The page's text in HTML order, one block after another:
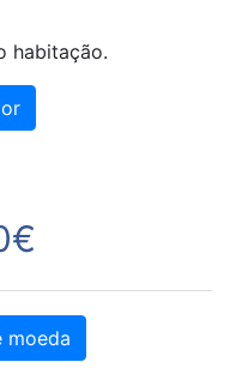
habitação.